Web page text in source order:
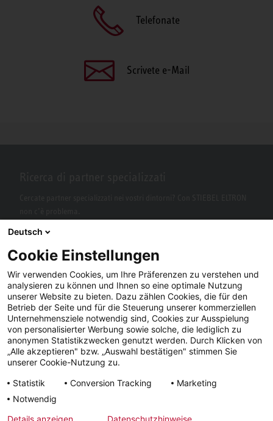
Telefonate
Scrivete e-Mail
Facebook YouTube LinkedIn
Instagram
Deutsch
Cookie Einstellungen
Wir verwenden Cookies, um Ihre Präferenzen zu verstehen und
analysieren zu können und Ihnen so eine optimale Nutzung
unserer Website zu bieten. Dazu zählen Cookies, die für den
Betrieb der Seite und für die Steuerung unserer kommerziellen
Unternehmensziele notwendig sind, Cookies zur Ausspielung
von personalisierter Werbung sowie solche, die lediglich zu
anonymen Statistikzwecken genutzt werden. Durch Klicken von
„Alle akzeptieren" bzw. „Auswahl bestätigen" stimmen Sie
unserer Cookie-Nutzung zu.
Statistik
Conversion Tracking
Marketing
Notwendig
Details anzeigen
Datenschutzhinweise